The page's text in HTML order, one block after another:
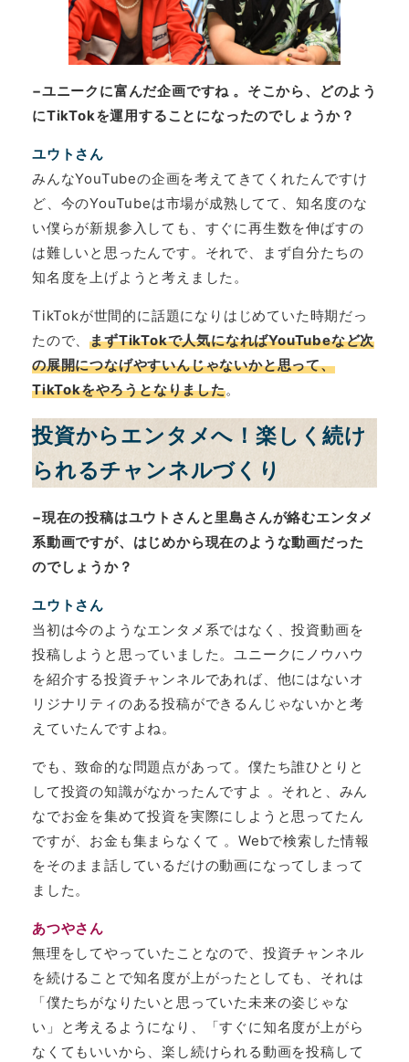
−ユニークに富んだ企画ですね 。そこから、どのよう
にTikTokを運用することになったのでしょうか？
ユウトさん
みんなYouTubeの企画を考えてきてくれたんですけ
ど、今のYouTubeは市場が成熟してて、知名度のな
い僕らが新規参入しても、すぐに再生数を伸ばすの
は難しいと思ったんです。それで、まず自分たちの
知名度を上げようと考えました。
TikTokが世間的に話題になりはじめていた時期だっ
たので、まずTikTokで人気になればYouTubeなど次
の展開につなげやすいんじゃないかと思って、
TikTokをやろうとなりました。
投資からエンタメへ！楽しく続け
られるチャンネルづくり
−現在の投稿はユウトさんと里島さんが絡むエンタメ
系動画ですが、はじめから現在のような動画だった
のでしょうか？
ユウトさん
当初は今のようなエンタメ系ではなく、投資動画を
投稿しようと思っていました。ユニークにノウハウ
を紹介する投資チャンネルであれば、他にはないオ
リジナリティのある投稿ができるんじゃないかと考
えていたんですよね。
でも、致命的な問題点があって。僕たち誰ひとりと
して投資の知識がなかったんですよ 。それと、みん
なでお金を集めて投資を実際にしようと思ってたん
ですが、お金も集まらなくて 。Webで検索した情報
をそのまま話しているだけの動画になってしまって
ました。
あつやさん
無理をしてやっていたことなので、投資チャンネル
を続けることで知名度が上がったとしても、それは
「僕たちがなりたいと思っていた未来の姿じゃな
い」と考えるようになり、「すぐに知名度が上がら
なくてもいいから、楽し続けられる動画を投稿して